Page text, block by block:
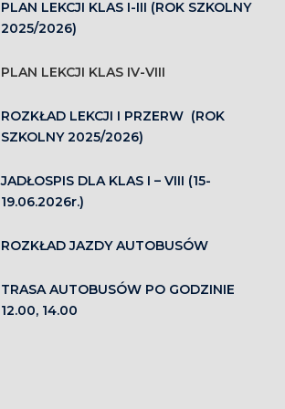
PLAN LEKCJI KLAS I-III (ROK SZKOLNY
2025/2026)
PLAN LEKCJI KLAS IV-VIII
ROZKŁAD LEKCJI I PRZERW (ROK
SZKOLNY 2025/2026)
JADŁOSPIS DLA KLAS I – VIII (15-
19.06.2026r.)
ROZKŁAD JAZDY AUTOBUSÓW
TRASA AUTOBUSÓW PO GODZINIE
12.00, 14.00